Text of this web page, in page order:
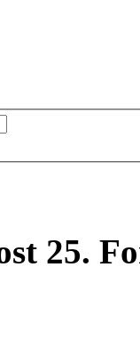
25.